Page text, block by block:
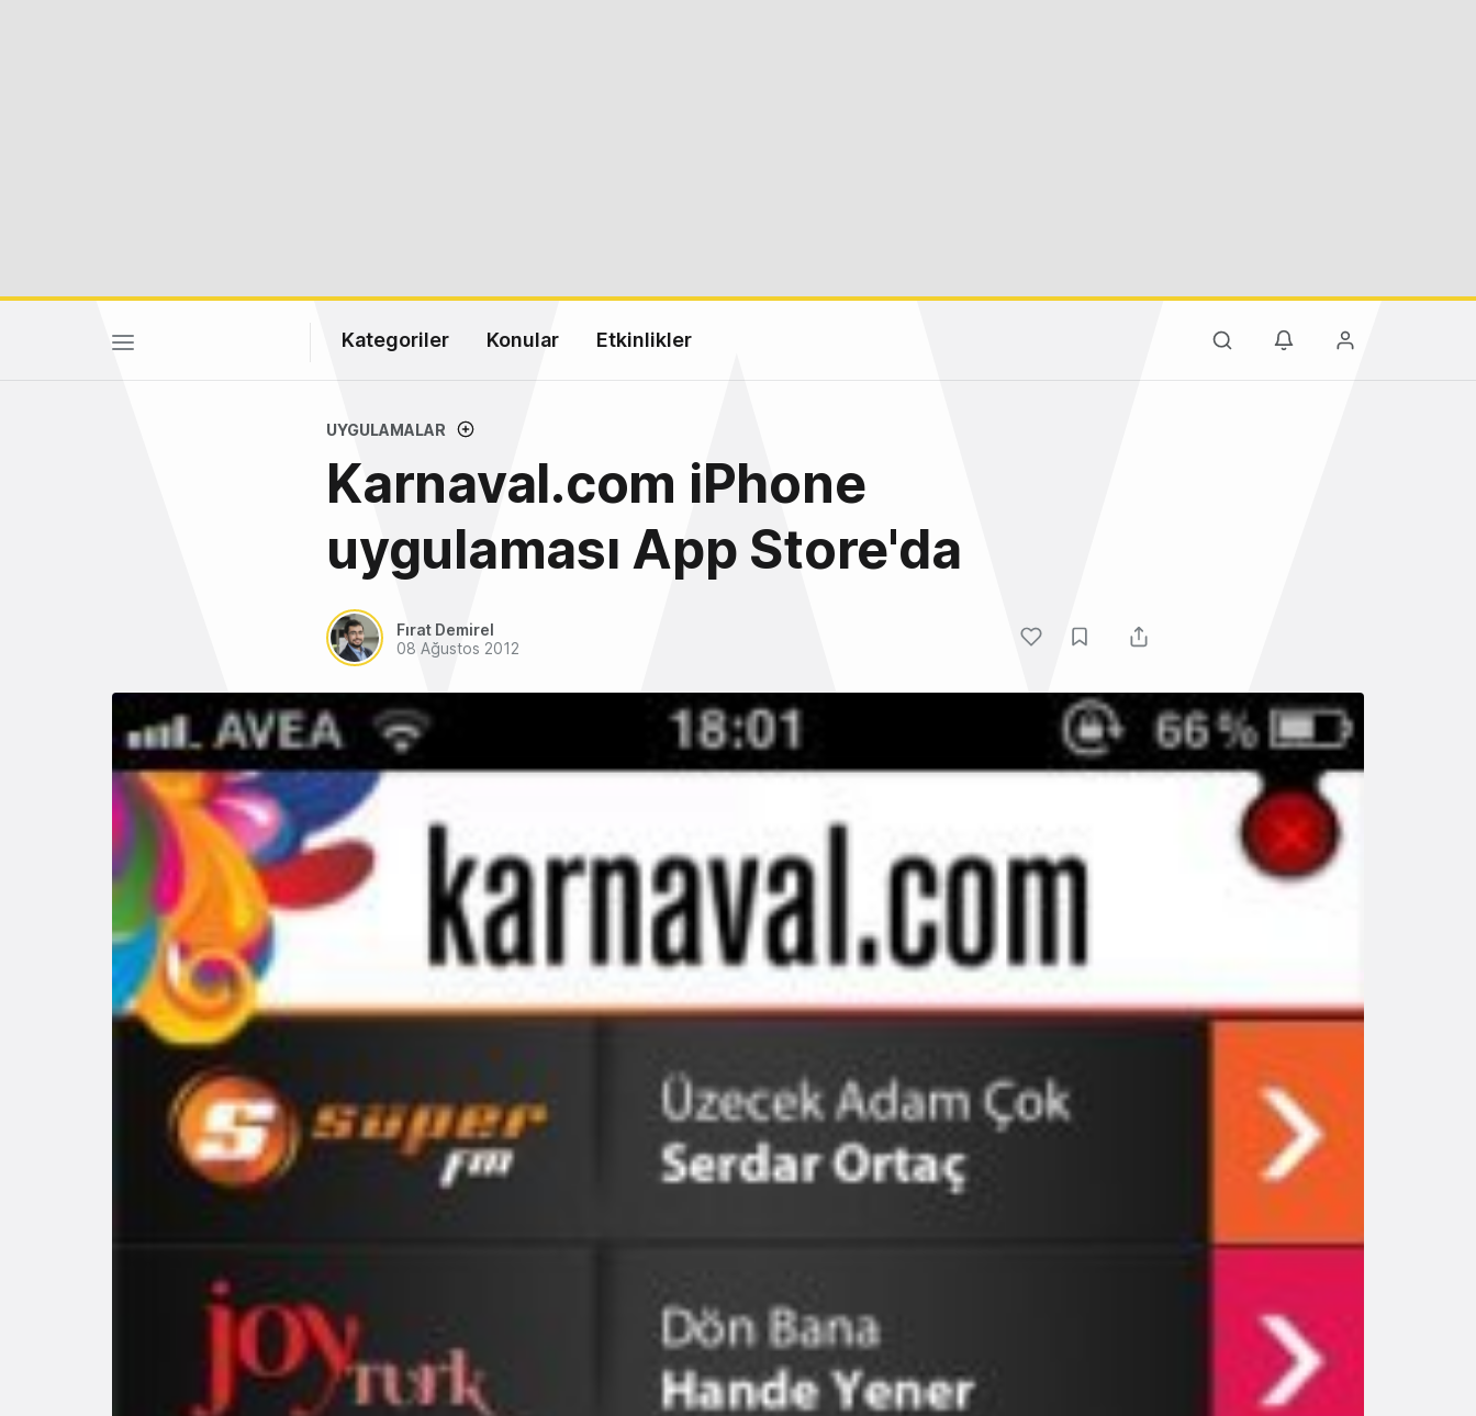
Kategoriler Konular Etkinlikler
UYGULAMALAR
Karnaval.com iPhone
uygulaması App Store'da
Fırat Demirel
08 Ağustos 2012